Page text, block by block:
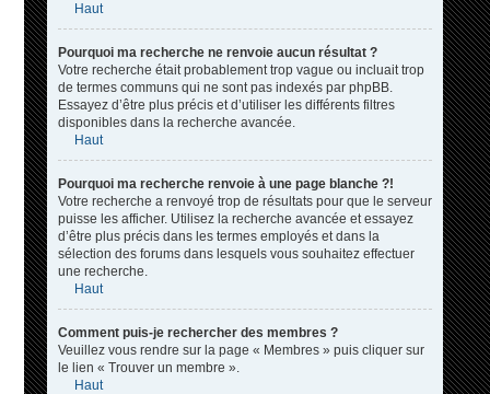
Haut
Pourquoi ma recherche ne renvoie aucun résultat ?
Votre recherche était probablement trop vague ou incluait trop
de termes communs qui ne sont pas indexés par phpBB.
Essayez d’être plus précis et d’utiliser les différents filtres
disponibles dans la recherche avancée.
Haut
Pourquoi ma recherche renvoie à une page blanche ?!
Votre recherche a renvoyé trop de résultats pour que le serveur
puisse les afficher. Utilisez la recherche avancée et essayez
d’être plus précis dans les termes employés et dans la
sélection des forums dans lesquels vous souhaitez effectuer
une recherche.
Haut
Comment puis-je rechercher des membres ?
Veuillez vous rendre sur la page « Membres » puis cliquer sur
le lien « Trouver un membre ».
Haut